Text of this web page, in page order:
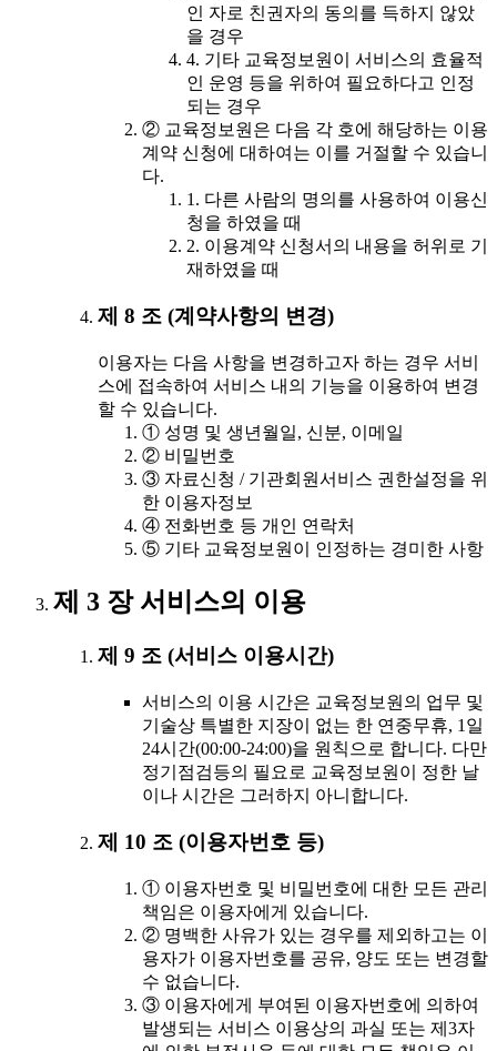
인 자로 친권자의 동의를 득하지 않았
을 경우
4. 기타 교육정보원이 서비스의 효율적
인 운영 등을 위하여 필요하다고 인정
되는 경우
② 교육정보원은 다음 각 호에 해당하는 이용
계약 신청에 대하여는 이를 거절할 수 있습니
다.
1. 다른 사람의 명의를 사용하여 이용신
청을 하였을 때
2. 이용계약 신청서의 내용을 허위로 기
재하였을 때
제 8 조 (계약사항의 변경)
이용자는 다음 사항을 변경하고자 하는 경우 서비
스에 접속하여 서비스 내의 기능을 이용하여 변경
할 수 있습니다.
① 성명 및 생년월일, 신분, 이메일
② 비밀번호
③ 자료신청 / 기관회원서비스 권한설정을 위
한 이용자정보
④ 전화번호 등 개인 연락처
⑤ 기타 교육정보원이 인정하는 경미한 사항
제 3 장 서비스의 이용
제 9 조 (서비스 이용시간)
서비스의 이용 시간은 교육정보원의 업무 및
기술상 특별한 지장이 없는 한 연중무휴, 1일
24시간(00:00-24:00)을 원칙으로 합니다. 다만
정기점검등의 필요로 교육정보원이 정한 날
이나 시간은 그러하지 아니합니다.
제 10 조 (이용자번호 등)
① 이용자번호 및 비밀번호에 대한 모든 관리
책임은 이용자에게 있습니다.
② 명백한 사유가 있는 경우를 제외하고는 이
용자가 이용자번호를 공유, 양도 또는 변경할
수 없습니다.
③ 이용자에게 부여된 이용자번호에 의하여
발생되는 서비스 이용상의 과실 또는 제3자